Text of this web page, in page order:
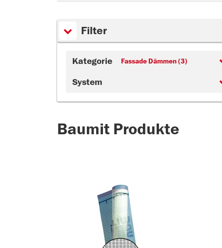
Filter
Kategorie Fassade Dämmen (3)
System
Baumit Produkte